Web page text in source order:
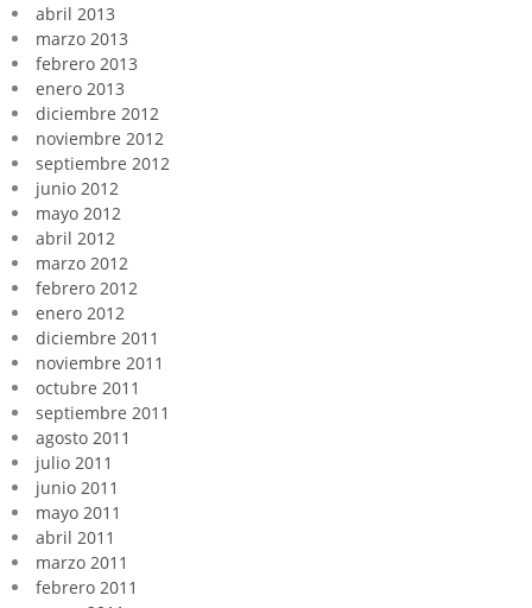
abril 2013
marzo 2013
febrero 2013
enero 2013
diciembre 2012
noviembre 2012
septiembre 2012
junio 2012
mayo 2012
abril 2012
marzo 2012
febrero 2012
enero 2012
diciembre 2011
noviembre 2011
octubre 2011
septiembre 2011
agosto 2011
julio 2011
junio 2011
mayo 2011
abril 2011
marzo 2011
febrero 2011